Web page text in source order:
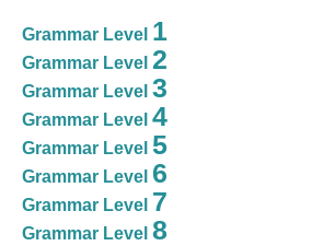
Grammar Level 1
Grammar Level 2
Grammar Level 3
Grammar Level 4
Grammar Level 5
Grammar Level 6
Grammar Level 7
Grammar Level 8